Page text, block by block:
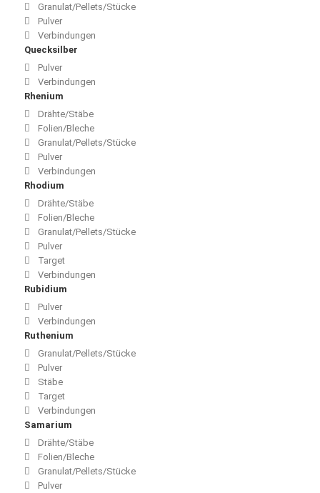
Granulat/Pellets/Stücke
Pulver
Verbindungen
Quecksilber
Pulver
Verbindungen
Rhenium
Drähte/Stäbe
Folien/Bleche
Granulat/Pellets/Stücke
Pulver
Verbindungen
Rhodium
Drähte/Stäbe
Folien/Bleche
Granulat/Pellets/Stücke
Pulver
Target
Verbindungen
Rubidium
Pulver
Verbindungen
Ruthenium
Granulat/Pellets/Stücke
Pulver
Stäbe
Target
Verbindungen
Samarium
Drähte/Stäbe
Folien/Bleche
Granulat/Pellets/Stücke
Pulver